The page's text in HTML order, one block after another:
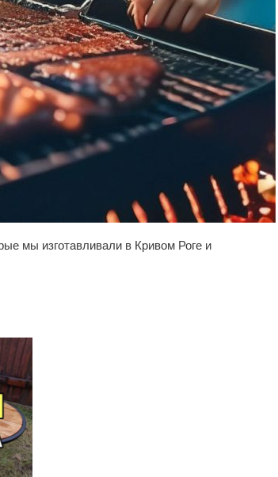
мы изготавливали в Кривом Роге и